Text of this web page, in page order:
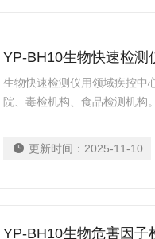
YP-BH10生物快速检测
生物快速检测仪用领域疾控中
院、毒检机构、食品检测机构。
更新时间： 2025-11-10
YP-BH10生物危害因子